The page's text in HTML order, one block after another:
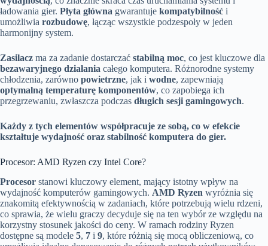
ładowania gier. Płyta główna gwarantuje kompatybilność i
umożliwia rozbudowę, łącząc wszystkie podzespoły w jeden
harmonijny system.
Zasilacz ma za zadanie dostarczać stabilną moc, co jest kluczowe dla
bezawaryjnego działania całego komputera. Różnorodne systemy
chłodzenia, zarówno powietrzne, jak i wodne, zapewniają
optymalną temperaturę komponentów, co zapobiega ich
przegrzewaniu, zwłaszcza podczas długich sesji gamingowych.
Każdy z tych elementów współpracuje ze sobą, co w efekcie
kształtuje wydajność oraz stabilność komputera do gier.
Procesor: AMD Ryzen czy Intel Core?
Procesor stanowi kluczowy element, mający istotny wpływ na
wydajność komputerów gamingowych. AMD Ryzen wyróżnia się
znakomitą efektywnością w zadaniach, które potrzebują wielu rdzeni,
co sprawia, że wielu graczy decyduje się na ten wybór ze względu na
korzystny stosunek jakości do ceny. W ramach rodziny Ryzen
dostępne są modele 5, 7 i 9, które różnią się mocą obliczeniową, co